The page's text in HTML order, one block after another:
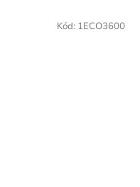
Kód: 1ECO3600